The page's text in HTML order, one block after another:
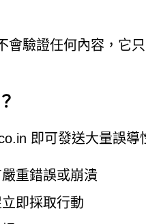
會驗證任何內容，它
即可發送大量誤導
重錯誤或崩潰
即採取行動